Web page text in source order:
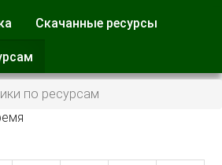
Скачанные ресурсы
вкладка)
по ресурсам